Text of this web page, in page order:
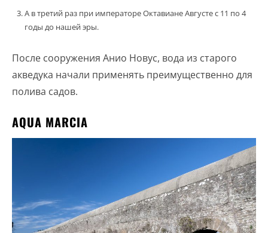
А в третий раз при императоре Октавиане Августе с 11 по 4
годы до нашей эры.
После сооружения Анио Новус, вода из старого
акведука начали применять преимущественно для
полива садов.
AQUA MARCIA